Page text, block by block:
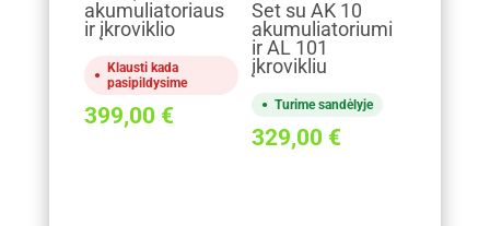
akumuliatoriaus
ir įkroviklio
Klausti kada
pasipildysime
399,00 €
Set su AK 10
akumuliatoriumi
ir AL 101
įkrovikliu
Turime sandėlyje
329,00 €